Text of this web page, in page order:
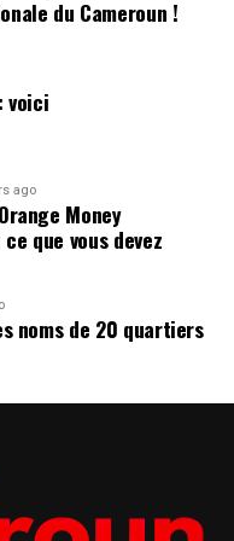
ORIGINAL SUR
ce qu’il
à United, mais les
devant lui dans
du Cameroun !
voici
ago
Money
que vous devez
noms de 20 quartiers